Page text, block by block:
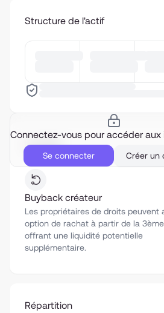
Structure de l'actif
Connectez-vous pour accéder aux
Se connecter Créer un
Liquidité
Buyback créateur
Les propriétaires de droits peuvent
option de rachat à partir de la
offrant une liquidité potentielle
supplémentaire.
Répartition